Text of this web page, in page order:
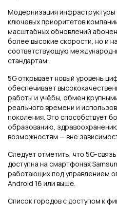
Модернизация инфраструктуры
ключевых приоритетов
масштабных обновлений
более высокие скорости, но и
соответствующую
стандартам.
5G открывает новый уровень
обеспечивает
работы и учёбы, обмен
реального времени и
поколения. Это способствует
образованию,
возможностям — вне
Следует отметить, что 5G-
доступна на смартфонах
работающих под управлением
Android 16 или выше.
Список городов с доступом к